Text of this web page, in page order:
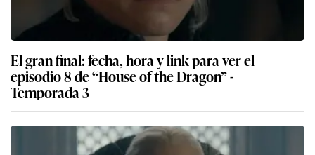
El gran final: fecha, hora y link para ver el
episodio 8 de “House of the Dragon” -
Temporada 3